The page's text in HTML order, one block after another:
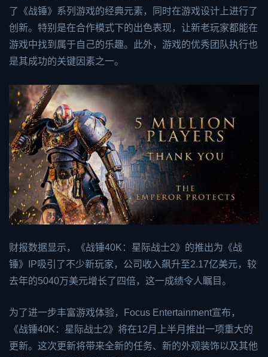
了《战锤》系列游戏的经典元素，同时在游戏设计上进行了
创新。特别是在合作模式下的出色表现，让新老玩家都能在
游戏中找到属于自己的乐趣。此外，游戏的优秀团队执行也
是其成功的关键因素之一。
财报数据显示，《战锤40K：星际战士2》的推出为《战
锤》IP吸引了不少新玩家，公司收入飙升至2.17亿美元，较
去年的5040万美元增长了四倍，这一成绩令人瞩目。
为了进一步丰富游戏体验，Focus Entertainment宣布，
《战锤40K：星际战士2》将在12月上半月推出一项重大的
更新。这次更新将带来全新的任务、新的外观装饰以及其他